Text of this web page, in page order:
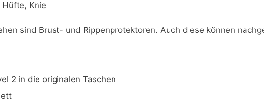
Hüfte, Knie
sind Brust- und Rippenprotektoren. Auch diese können
2 in die originalen Taschen